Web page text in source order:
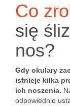
Co
się
nos?
Gdy okulary
istnieje kilka
ich noszenia.
odpowiednio